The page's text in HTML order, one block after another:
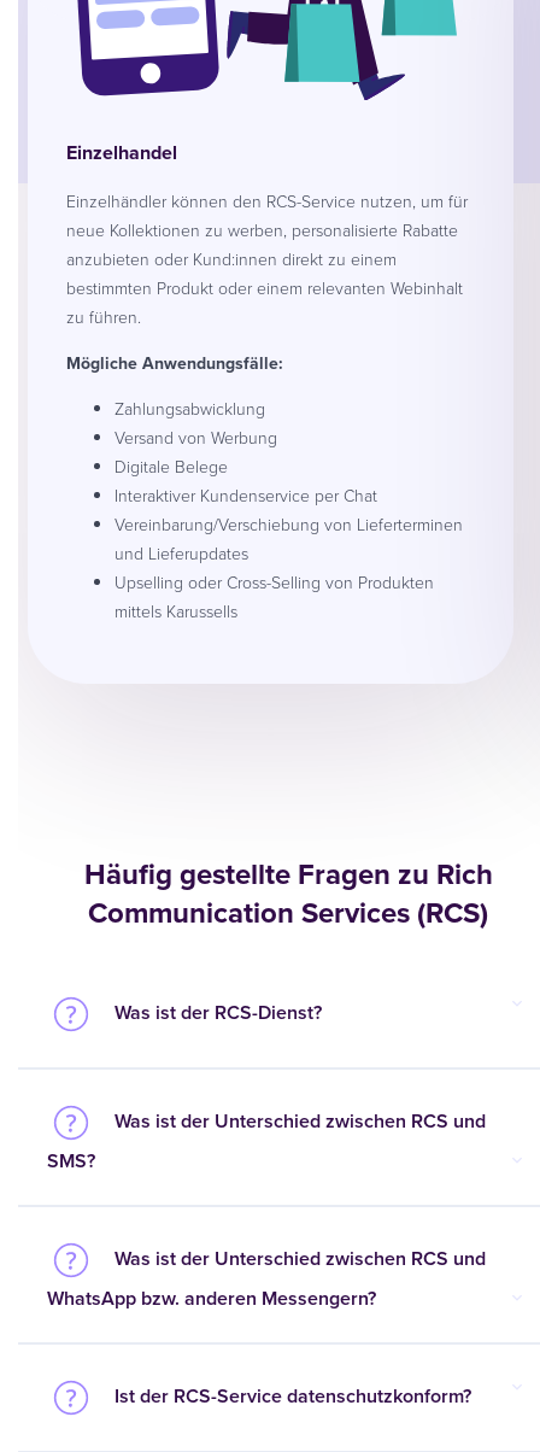
Einzelhandel
Einzelhändler können den RCS-Service nutzen, um für
neue Kollektionen zu werben, personalisierte Rabatte
anzubieten oder Kund:innen direkt zu einem
bestimmten Produkt oder einem relevanten Webinhalt
zu führen.
Mögliche Anwendungsfälle:
Zahlungsabwicklung
Versand von Werbung
Digitale Belege
Interaktiver Kundenservice per Chat
Vereinbarung/Verschiebung von Lieferterminen
und Lieferupdates
Upselling oder Cross-Selling von Produkten
mittels Karussells
Häufig gestellte Fragen zu Rich
Communication Services (RCS)
Was ist der RCS-Dienst?
Was ist der Unterschied zwischen RCS und
SMS?
Was ist der Unterschied zwischen RCS und
WhatsApp bzw. anderen Messengern?
Ist der RCS-Service datenschutzkonform?